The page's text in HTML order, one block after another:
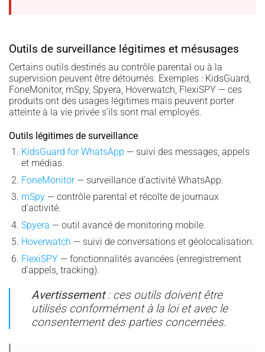
Outils de surveillance légitimes et mésusages
Certains outils destinés au contrôle parental ou à la
supervision peuvent être détournés. Exemples : KidsGuard,
FoneMonitor, mSpy, Spyera, Hoverwatch, FlexiSPY — ces
produits ont des usages légitimes mais peuvent porter
atteinte à la vie privée s’ils sont mal employés.
Outils légitimes de surveillance
KidsGuard for WhatsApp — suivi des messages, appels
et médias.
FoneMonitor— surveillance d’activité WhatsApp.
mSpy— contrôle parental et récolte de journaux
d’activité.
Spyera — outil avancé de monitoring mobile.
Hoverwatch — suivi de conversations et géolocalisation.
FlexiSPY— fonctionnalités avancées (enregistrement
d’appels, tracking).
Avertissement: ces outils doivent être
utilisés conformément à la loi et avec le
consentement des parties concernées.